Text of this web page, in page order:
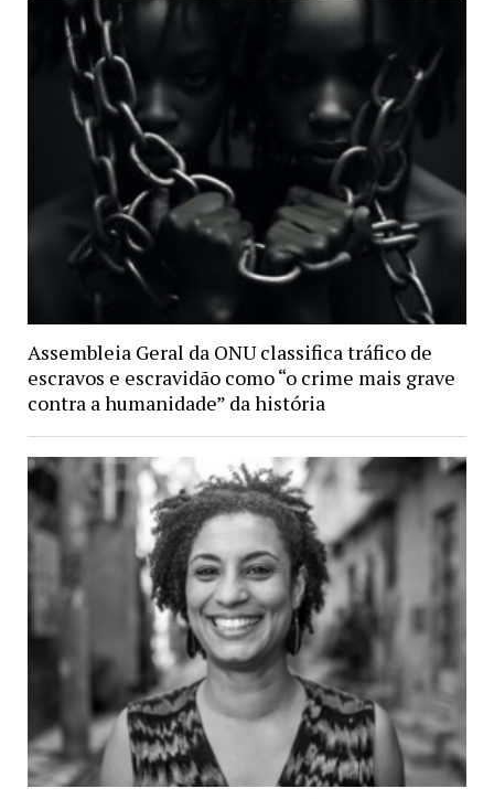
Assembleia Geral da ONU classifica tráfico de
escravos e escravidão como “o crime mais grave
contra a humanidade” da história